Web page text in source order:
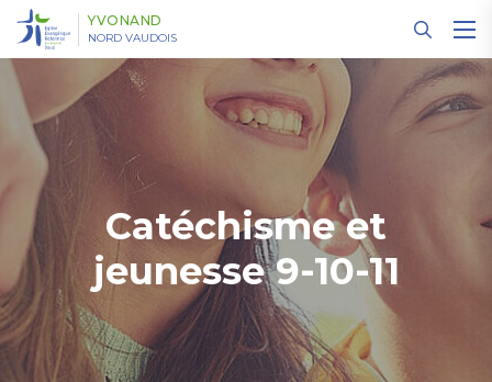
YVONAND
NORD VAUDOIS
Catéchisme et
jeunesse 9-10-11
Panneau de gestion des cookies